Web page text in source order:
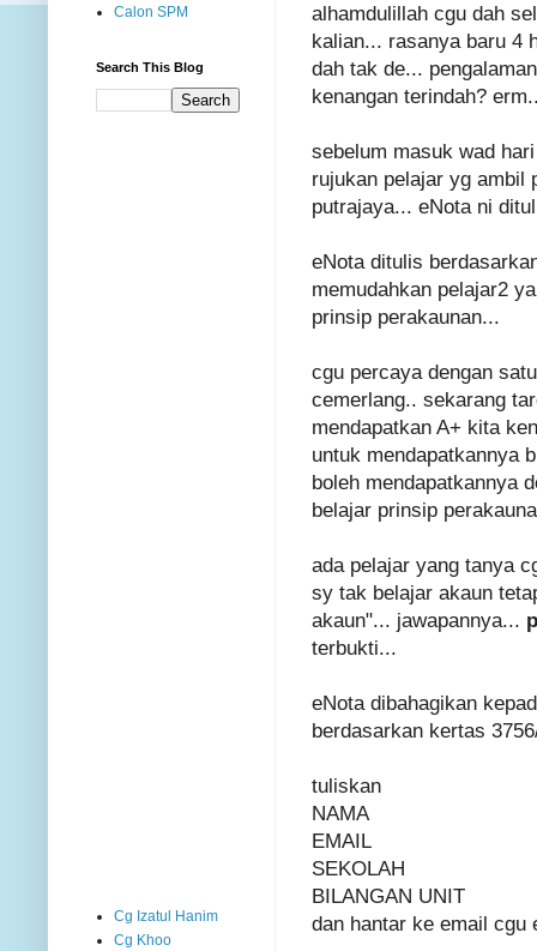
alhamdulillah cgu dah
kalian... rasanya baru 4
dah tak de...
kenangan terindah?
sebelum masuk wad
rujukan pelajar yg ambil
putrajaya... eNota ni
eNota ditulis
memudahkan pelajar2
prinsip perakaunan...
cgu percaya dengan
cemerlang.. sekarang
mendapatkan A+ kita
untuk mendapatkannya
boleh mendapatkannya
belajar prinsip
ada pelajar yang tanya
sy tak belajar akaun
akaun"... jawapannya...
terbukti...
eNota dibahagikan
berdasarkan kertas
tuliskan
NAMA
EMAIL
SEKOLAH
BILANGAN UNIT
dan hantar ke email cgu
Calon SPM
Search This Blog
Cg Izatul Hanim
Cg Khoo